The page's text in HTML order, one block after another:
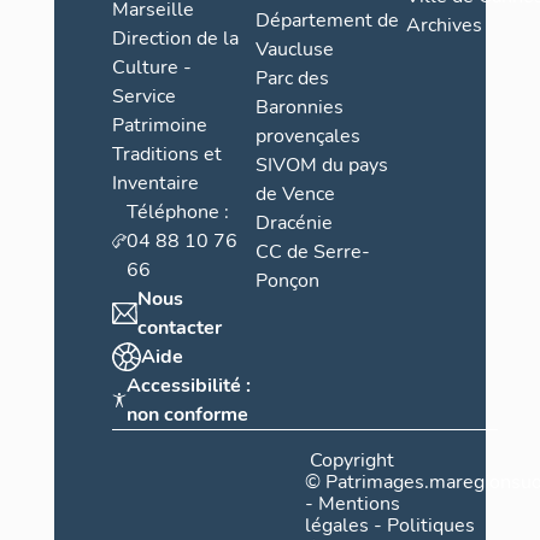
Marseille
Direction de la
Culture -
Service
Patrimoine
Traditions et
Inventaire
Téléphone :
04 88 10 76
66
Nous
contacter
Aide
Accessibilité :
non conforme
Département de
Vaucluse
Parc des
Baronnies
provençales
SIVOM du pays
de Vence
Dracénie
CC de Serre-
Ponçon
Archives
Copyright
©
- Mentions
légales - Politiques